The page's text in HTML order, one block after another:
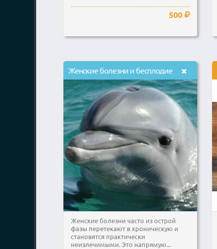
500
Женские болезни и бесплодие
Женские болезни часто из острой
фазы перетекают в хроническую и
становятся практически
неизлечимыми. Это напрямую...